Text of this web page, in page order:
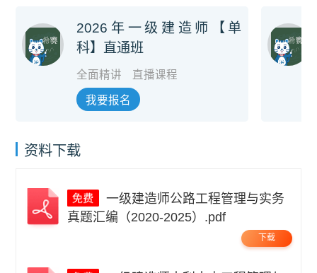
2026年一级建造师【单
科】直通班
全面精讲 直播课程
我要报名
资料下载
一级建造师公路工程管理与实务
真题汇编（2020-2025）.pdf
下载